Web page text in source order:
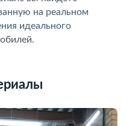
на реальном
идеального